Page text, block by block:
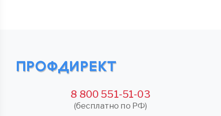
8 800 551-51-03
(бесплатно по РФ)